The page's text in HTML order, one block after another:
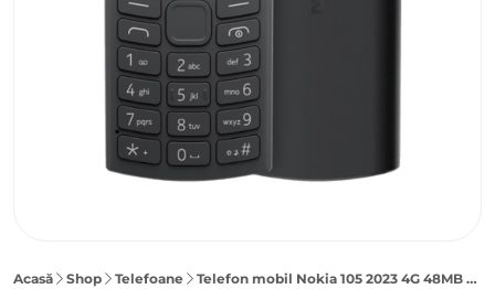
Acasă Shop Telefoane Telefon mobil Nokia 105 2023 4G 48MB Dual SIM, Charcoal